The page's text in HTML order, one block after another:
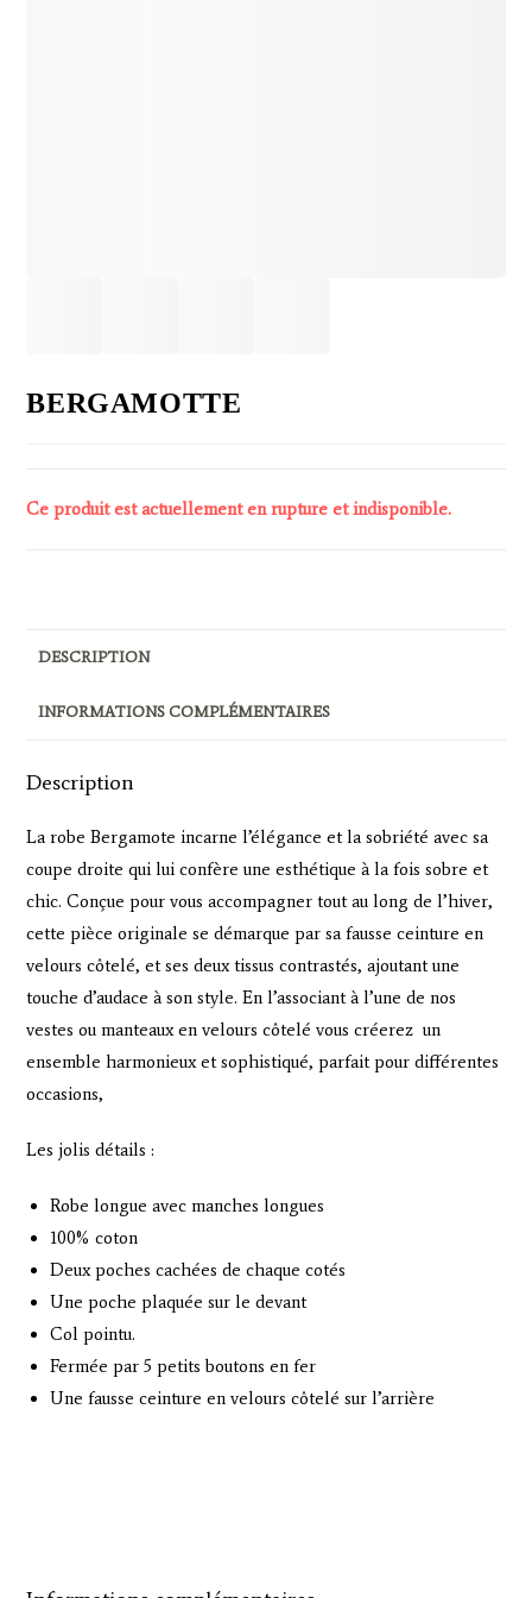
BERGAMOTTE
Ce produit est actuellement en rupture et indisponible.
DESCRIPTION
INFORMATIONS COMPLÉMENTAIRES
Description
La robe Bergamote incarne l’élégance et la sobriété avec sa
coupe droite qui lui confère une esthétique à la fois sobre et
chic. Conçue pour vous accompagner tout au long de l’hiver,
cette pièce originale se démarque par sa fausse ceinture en
velours côtelé, et ses deux tissus contrastés, ajoutant une
touche d’audace à son style. En l’associant à l’une de nos
vestes ou manteaux en velours côtelé vous créerez un
ensemble harmonieux et sophistiqué, parfait pour différentes
occasions,
Les jolis détails :
Robe longue avec manches longues
100% coton
Deux poches cachées de chaque cotés
Une poche plaquée sur le devant
Col pointu.
Fermée par 5 petits boutons en fer
Une fausse ceinture en velours côtelé sur l’arrière